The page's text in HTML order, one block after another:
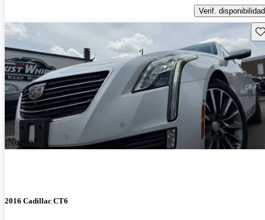
Verif. disponibilidad
¡Nuevo!
2016 Cadillac CT6